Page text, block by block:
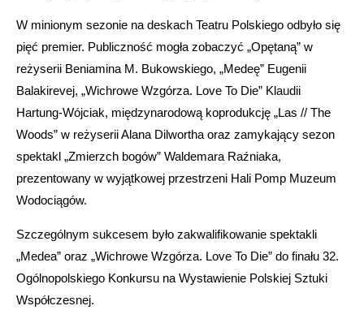
W minionym sezonie na deskach Teatru Polskiego odbyło się
pięć premier. Publiczność mogła zobaczyć „Opętaną” w
reżyserii Beniamina M. Bukowskiego, „Medeę” Eugenii
Balakirevej, „Wichrowe Wzgórza. Love To Die” Klaudii
Hartung-Wójciak, międzynarodową koprodukcję „Las // The
Woods” w reżyserii Alana Dilwortha oraz zamykający sezon
spektakl „Zmierzch bogów” Waldemara Raźniaka,
prezentowany w wyjątkowej przestrzeni Hali Pomp Muzeum
Wodociągów.
Szczególnym sukcesem było zakwalifikowanie spektakli
„Medea” oraz „Wichrowe Wzgórza. Love To Die” do finału 32.
Ogólnopolskiego Konkursu na Wystawienie Polskiej Sztuki
Współczesnej.